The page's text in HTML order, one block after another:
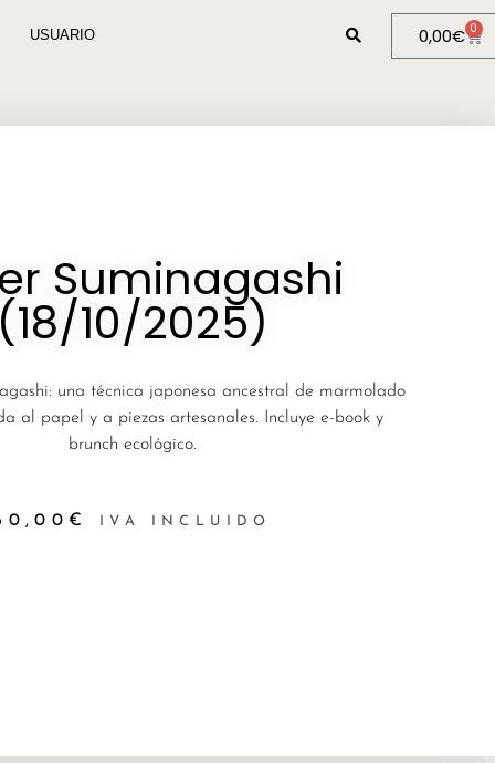
USUARIO 0,00€ 0
Suminagashi
10/2025)
una técnica japonesa ancestral de marmolado
al papel y a piezas artesanales. Incluye e-book y
brunch ecológico.
€ IVA INCLUIDO